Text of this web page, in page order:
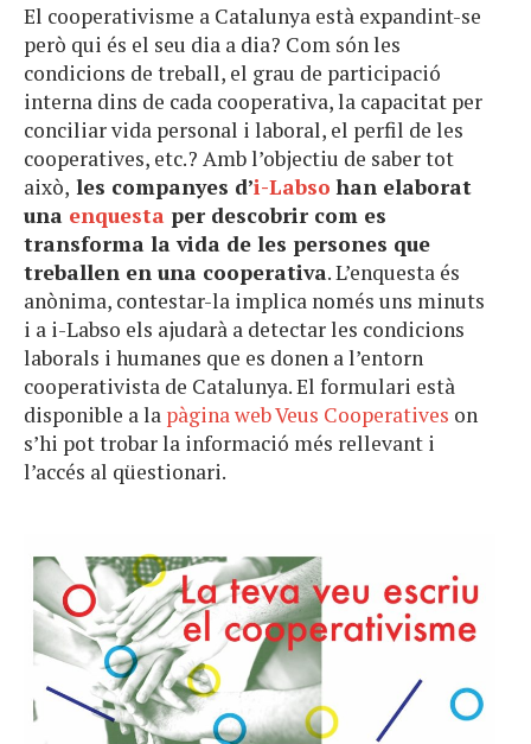
El cooperativisme a Catalunya està expandint-se
però qui és el seu dia a dia? Com són les
condicions de treball, el grau de participació
interna dins de cada cooperativa, la capacitat per
conciliar vida personal i laboral, el perfil de les
cooperatives, etc.? Amb l’objectiu de saber tot
això, les companyes d’i-Labso han elaborat
una enquesta per descobrir com es
transforma la vida de les persones que
treballen en una cooperativa. L’enquesta és
anònima, contestar-la implica només uns minuts
i a i-Labso els ajudarà a detectar les condicions
laborals i humanes que es donen a l’entorn
cooperativista de Catalunya. El formulari està
disponible a la pàgina web Veus Cooperatives on
s’hi pot trobar la informació més rellevant i
l’accés al qüestionari.